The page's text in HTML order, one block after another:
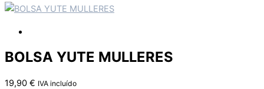
BOLSA YUTE MULLERES
19,90 € IVA incluído